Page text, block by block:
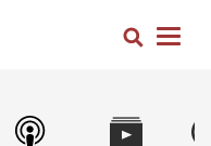
Cerca
Image Image